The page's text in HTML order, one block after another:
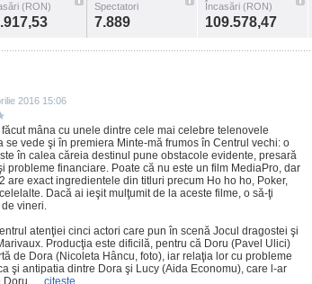
(RON) Spectatori
7.889
Încasări (RON)
109.578,47
2016 15:06
făcut mâna cu unele dintre cele mai celebre telenovele
se vede şi în premiera Minte-mă frumos în Centrul vechi: o
în calea căreia destinul pune obstacole evidente, presară
probleme financiare. Poate că nu este un film MediaPro, dar
are exact ingredientele din titluri precum Ho ho ho, Poker,
Dacă ai ieşit mulţumit de la aceste filme, o să-ţi
vineri.
atenţiei cinci actori care pun în scenă Jocul dragostei şi
Producţia este dificilă, pentru că Doru (Pavel Ulici)
de Dora (Nicoleta Hâncu, foto), iar relaţia lor cu probleme
şi antipatia dintre Dora şi Lucy (Aida Economu), care l-ar
Doru.… citeşte